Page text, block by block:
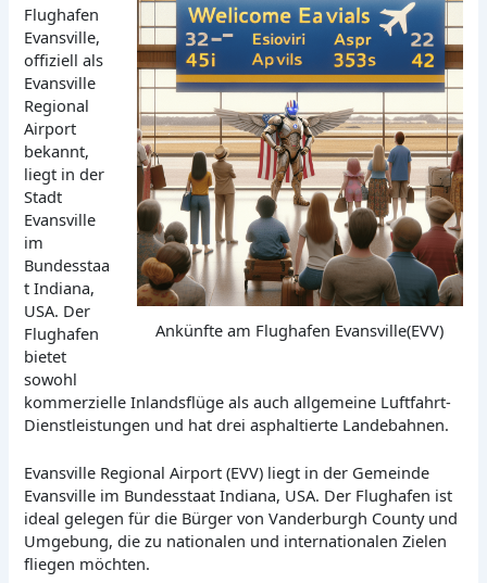
Ankünfte am Flughafen Evansville(EVV)
Flughafen
Evansville,
offiziell als
Evansville
Regional
Airport
bekannt,
liegt in der
Stadt
Evansville
im
Bundesstaa
t Indiana,
USA. Der
Flughafen
bietet
sowohl
kommerzielle Inlandsflüge als auch allgemeine Luftfahrt-
Dienstleistungen und hat drei asphaltierte Landebahnen.
Evansville Regional Airport (EVV) liegt in der Gemeinde
Evansville im Bundesstaat Indiana, USA. Der Flughafen ist
ideal gelegen für die Bürger von Vanderburgh County und
Umgebung, die zu nationalen und internationalen Zielen
fliegen möchten.